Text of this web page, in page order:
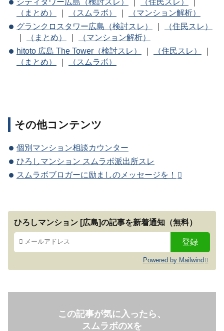
（まとめ）
（スムラボ）
（マンション解析）
グランクロスタワー広島（検討スレ）
｜
（住民スレ）
｜
（まとめ） ｜
（マンション解析）
hitoto 広島 The Tower（検討スレ）
｜ （住民スレ）
｜
（まとめ）
｜ （スムラボ）
その他コンテンツ
個別マンション相談カウンター
ひろしマンション スムラボ派出所スレ
スムラボブロガーに励ましのメッセージを！
ひろしマンション [広島]の記事を新着通知（無料）
Powered by Mailwind
この記事が気に入ったら、
スムラボのXを